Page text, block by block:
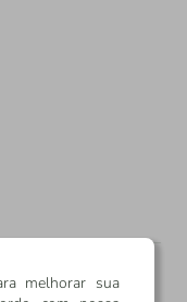
melhorar sua